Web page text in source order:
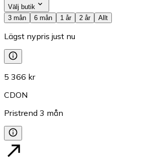
Välj butik
3 mån
6 mån 1 år 2 år Allt
Lägst nypris just nu
5 366 kr
CDON
Pristrend 3 mån